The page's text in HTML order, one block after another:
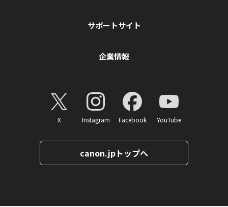
サポートサイト
企業情報
X Instagram Facebook YouTube
canon.jpトップへ